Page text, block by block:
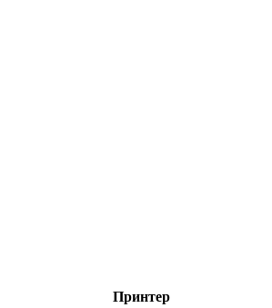
Принтер